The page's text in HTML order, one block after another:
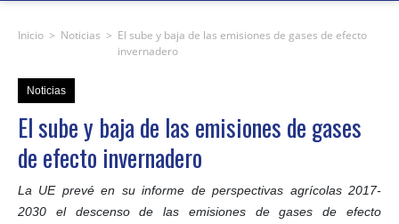
Inicio > Noticias > El sube y baja de las emisiones de gases de efecto
invernadero
Noticias
El sube y baja de las emisiones de gases
de efecto invernadero
La UE prevé en su informe de perspectivas agrícolas 2017-
2030 el descenso de las emisiones de gases de efecto